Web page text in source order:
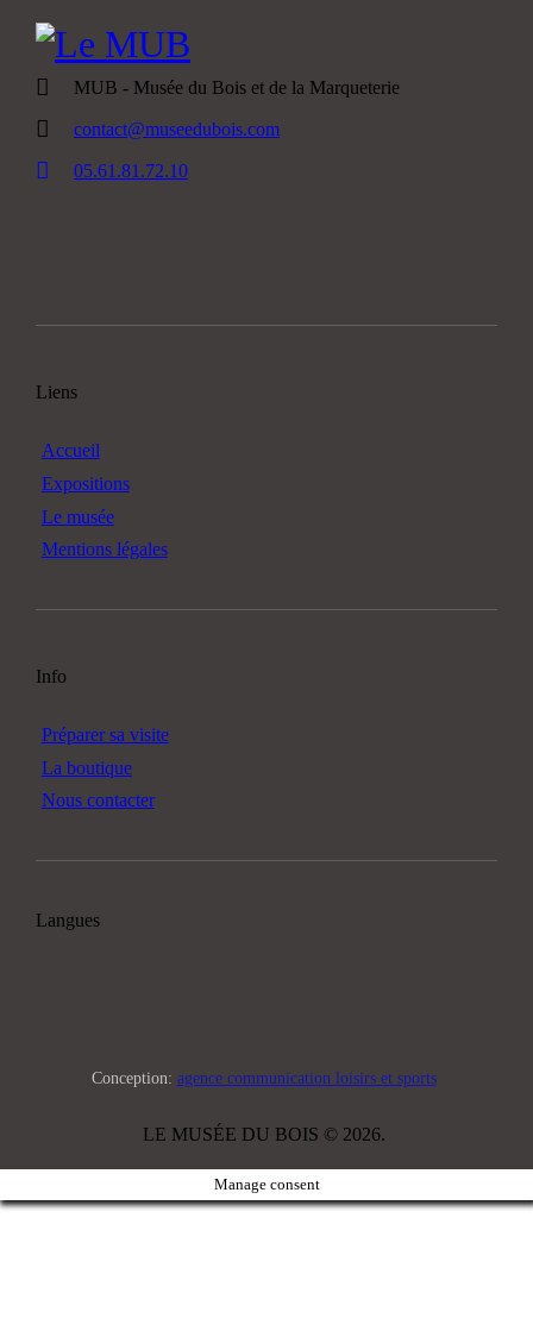
MUB - Musée du Bois et de la Marqueterie
contact@museedubois.com
05.61.81.72.10
Liens
Accueil
Expositions
Le musée
Mentions légales
Info
Préparer sa visite
La boutique
Nous contacter
Langues
Conception: agence communication loisirs et sports
LE MUSÉE DU BOIS © 2026.
Manage consent